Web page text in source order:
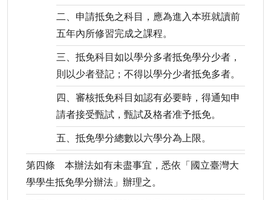
二、申請抵免之科目，應為進入本班就讀前
五年內所修習完成之課程。
三、抵免科目如以學分多者抵免學分少者，
則以少者登記；不得以學分少者抵免多者。
四、審核抵免科目如認有必要時，得通知申
請者接受甄試，甄試及格者准予抵免。
五、抵免學分總數以六學分為上限。
第四條 本辦法如有未盡事宜，悉依「國立臺灣大
學學生抵免學分辦法」辦理之。